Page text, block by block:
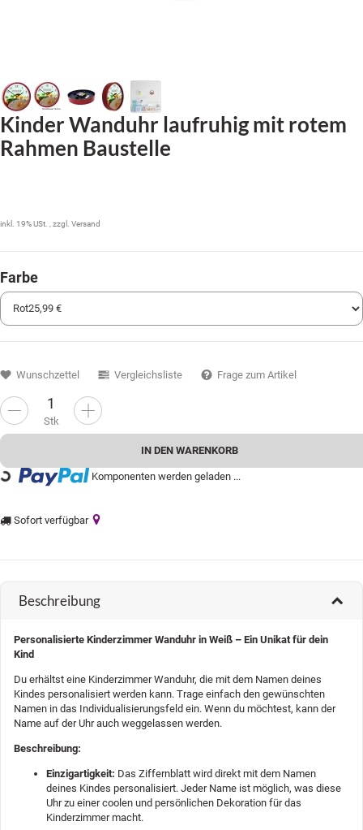
Kinder Wanduhr laufruhig mit rotem
Rahmen Baustelle
inkl. 19% USt. , zzgl. Versand
Farbe
Stk
IN DEN WARENKORB
Komponenten werden geladen ...
Sofort verfügbar
Wunschzettel Vergleichsliste Frage zum Artikel
Beschreibung
Personalisierte Kinderzimmer Wanduhr in Weiß – Ein Unikat für dein
Kind
Du erhältst eine Kinderzimmer Wanduhr, die mit dem Namen deines
Kindes personalisiert werden kann. Trage einfach den gewünschten
Namen in das Individualisierungsfeld ein. Wenn du möchtest, kann der
Name auf der Uhr auch weggelassen werden.
Beschreibung:
Einzigartigkeit: Das Ziffernblatt wird direkt mit dem Namen
deines Kindes personalisiert. Jeder Name ist möglich, was diese
Uhr zu einer coolen und persönlichen Dekoration für das
Kinderzimmer macht.